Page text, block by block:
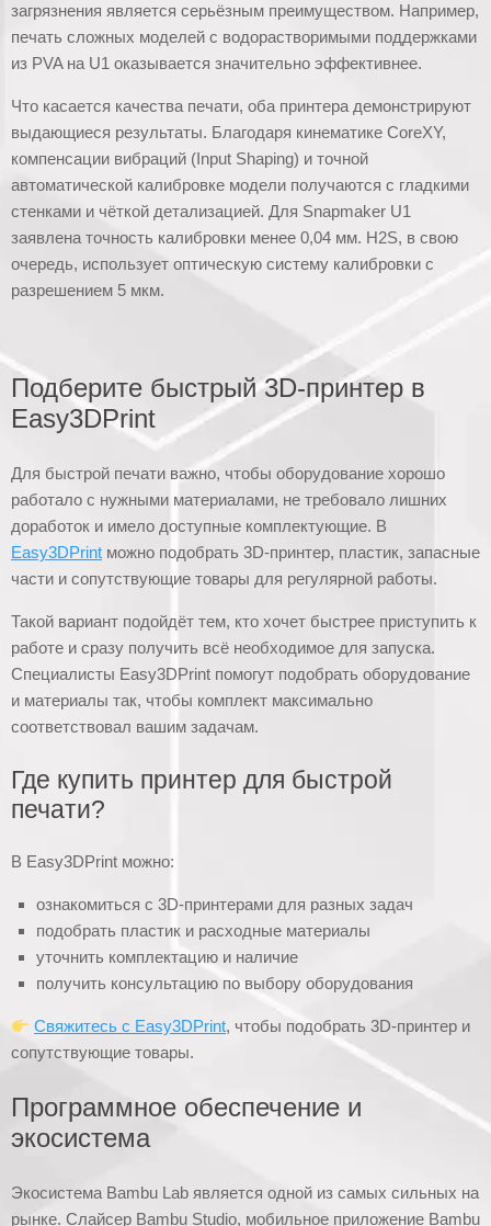
загрязнения является серьёзным преимуществом. Например,
печать сложных моделей с водорастворимыми поддержками
из PVA на U1 оказывается значительно эффективнее.
Что касается качества печати, оба принтера демонстрируют
выдающиеся результаты. Благодаря кинематике CoreXY,
компенсации вибраций (Input Shaping) и точной
автоматической калибровке модели получаются с гладкими
стенками и чёткой детализацией. Для Snapmaker U1
заявлена точность калибровки менее 0,04 мм. H2S, в свою
очередь, использует оптическую систему калибровки с
разрешением 5 мкм.
Подберите быстрый 3D-принтер в
Easy3DPrint
Для быстрой печати важно, чтобы оборудование хорошо
работало с нужными материалами, не требовало лишних
доработок и имело доступные комплектующие. В
Easy3DPrint можно подобрать 3D-принтер, пластик, запасные
части и сопутствующие товары для регулярной работы.
Такой вариант подойдёт тем, кто хочет быстрее приступить к
работе и сразу получить всё необходимое для запуска.
Специалисты Easy3DPrint помогут подобрать оборудование
и материалы так, чтобы комплект максимально
соответствовал вашим задачам.
Где купить принтер для быстрой
печати?
В Easy3DPrint можно:
ознакомиться с 3D-принтерами для разных задач
подобрать пластик и расходные материалы
уточнить комплектацию и наличие
получить консультацию по выбору оборудования
Свяжитесь с Easy3DPrint, чтобы подобрать 3D-принтер и
сопутствующие товары.
Программное обеспечение и
экосистема
Экосистема Bambu Lab является одной из самых сильных на
рынке. Слайсер Bambu Studio, мобильное приложение Bambu